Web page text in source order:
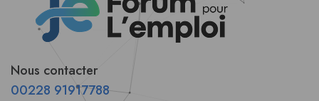
Nous contacter
00228 91917788